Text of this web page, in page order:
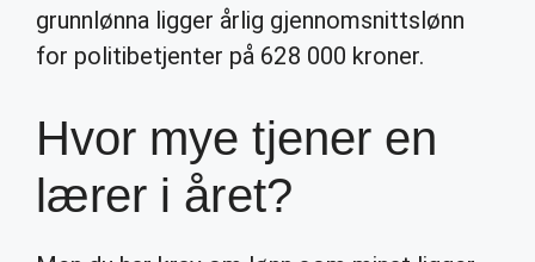
grunnlønna ligger årlig gjennomsnittslønn
for politibetjenter på 628 000 kroner.
Hvor mye tjener en
lærer i året?